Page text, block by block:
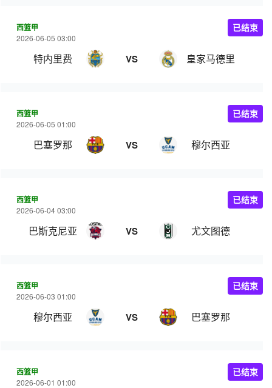
西篮甲
2026-06-05 03:00
特内里费 VS 皇家马德里
已结束
西篮甲
2026-06-05 01:00
巴塞罗那 VS 穆尔西亚
已结束
西篮甲
2026-06-04 03:00
巴斯克尼亚 VS 尤文图德
已结束
西篮甲
2026-06-03 01:00
穆尔西亚 VS 巴塞罗那
已结束
西篮甲
2026-06-01 01:00
已结束